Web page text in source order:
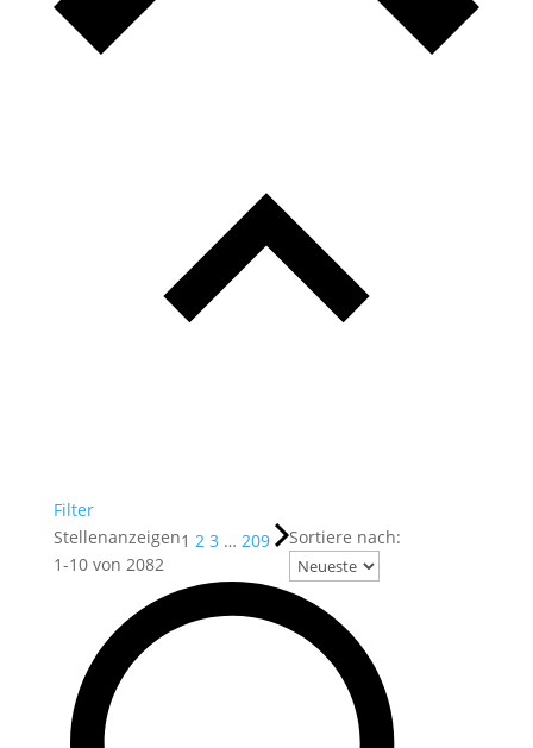
Filter
Stellenanzeigen
1-10von 2082
1 2 3 … 209 Sortiere nach: